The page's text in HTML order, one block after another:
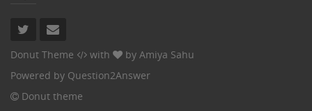
Donut Theme with by Amiya Sahu
Powered by Question2Answer
Donut theme